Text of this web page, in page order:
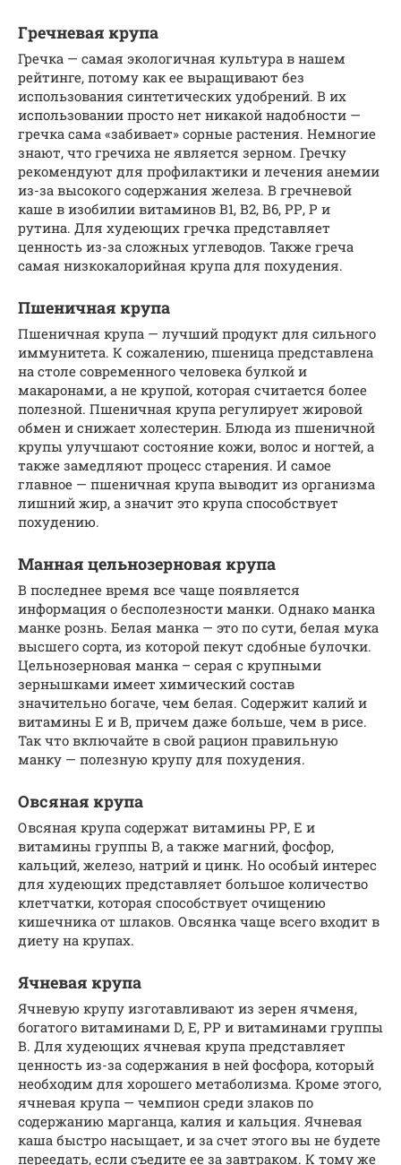
Гречневая крупа
Гречка — самая экологичная культура в нашем
рейтинге, потому как ее выращивают без
использования синтетических удобрений. В их
использовании просто нет никакой надобности —
гречка сама «забивает» сорные растения. Немногие
знают, что гречиха не является зерном. Гречку
рекомендуют для профилактики и лечения анемии
из-за высокого содержания железа. В гречневой
каше в изобилии витаминов В1, В2, В6, РР, Р и
рутина. Для худеющих гречка представляет
ценность из-за сложных углеводов. Также греча
самая низкокалорийная крупа для похудения.
Пшеничная крупа
Пшеничная крупа — лучший продукт для сильного
иммунитета. К сожалению, пшеница представлена
на столе современного человека булкой и
макаронами, а не крупой, которая считается более
полезной. Пшеничная крупа регулирует жировой
обмен и снижает холестерин. Блюда из пшеничной
крупы улучшают состояние кожи, волос и ногтей, а
также замедляют процесс старения. И самое
главное — пшеничная крупа выводит из организма
лишний жир, а значит это крупа способствует
похудению.
Манная цельнозерновая крупа
В последнее время все чаще появляется
информация о бесполезности манки. Однако манка
манке рознь. Белая манка — это по сути, белая мука
высшего сорта, из которой пекут сдобные булочки.
Цельнозерновая манка – серая с крупными
зернышками имеет химический состав
значительно богаче, чем белая. Содержит калий и
витамины Е и В, причем даже больше, чем в рисе.
Так что включайте в свой рацион правильную
манку — полезную крупу для похудения.
Овсяная крупа
Овсяная крупа содержат витамины РР, Е и
витамины группы В, а также магний, фосфор,
кальций, железо, натрий и цинк. Но особый интерес
для худеющих представляет большое количество
клетчатки, которая способствует очищению
кишечника от шлаков. Овсянка чаще всего входит в
диету на крупах.
Ячневая крупа
Ячневую крупу изготавливают из зерен ячменя,
богатого витаминами D, E, PP и витаминами группы
В. Для худеющих ячневая крупа представляет
ценность из-за содержания в ней фосфора, который
необходим для хорошего метаболизма. Кроме этого,
ячневая крупа — чемпион среди злаков по
содержанию марганца, калия и кальция. Ячневая
каша быстро насыщает, и за счет этого вы не будете
переедать, если съедите ее за завтраком. К тому же